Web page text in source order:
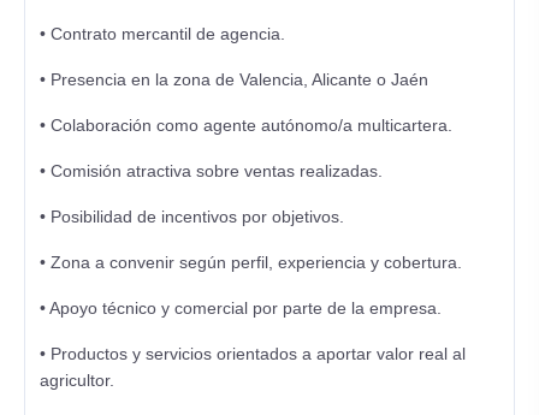
• Contrato mercantil de agencia.
• Presencia en la zona de Valencia, Alicante o Jaén
• Colaboración como agente autónomo/a multicartera.
• Comisión atractiva sobre ventas realizadas.
• Posibilidad de incentivos por objetivos.
• Zona a convenir según perfil, experiencia y cobertura.
• Apoyo técnico y comercial por parte de la empresa.
• Productos y servicios orientados a aportar valor real al
agricultor.